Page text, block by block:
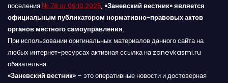
поселения № 78 от 09.10.2025, «Заневский вестник» является
официальным публикатором нормативно-правовых актов
органов местного самоуправления.
При использовании оригинальных материалов данного сайта на
любых интернет-ресурсах активная ссылка на zanevkasmi.ru
обязательна.
«Заневский вестник» – это оперативные новости и достоверная